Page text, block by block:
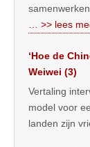
… >> lees
‘Hoe de
Weiwei (3)
Vertaling
model voor
landen zijn